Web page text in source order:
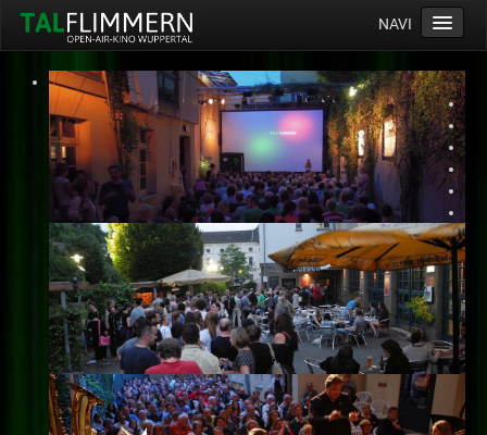
NAVI
Home
Programm
Service
Ticketinfos
Ort
Anreise
Wetter
Kinogutschein
Konzept
Archiv